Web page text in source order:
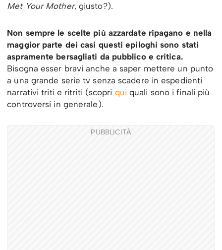
Met Your Mother, giusto?).
Non sempre le scelte più azzardate ripagano e nella
maggior parte dei casi questi epiloghi sono stati
aspramente bersagliati da pubblico e critica.
Bisogna esser bravi anche a saper mettere un punto
a una grande serie tv senza scadere in espedienti
narrativi triti e ritriti (scopri qui quali sono i finali più
controversi in generale).
PUBBLICITÀ